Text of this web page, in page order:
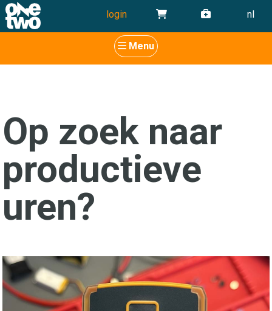
login nl
Menu
Op zoek naar
productieve
uren?